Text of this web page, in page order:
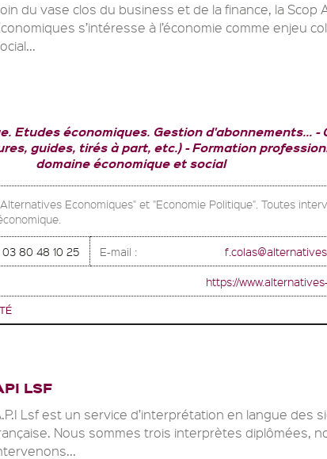
du vase clos du business et de la finance, la Scop
s’intéresse à l’économie comme enjeu
Etudes économiques. Gestion d'abonnements...
guides, tirés à part, etc.) Formation
domaine économique et social
Economiques" et "Economie Politique". Toutes
03 80 48 10 25 E-mail :
https://
LSF
Lsf est un service d’interprétation en langue des
Nous sommes trois interprètes diplômées,